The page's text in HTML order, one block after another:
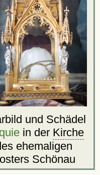
und Schädel
in der Kirche
ehemaligen
Schönau